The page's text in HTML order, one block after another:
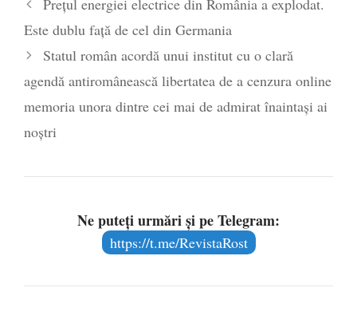
Este dublu față de cel din Germania
Statul român acordă unui institut cu o clară
agendă antiromânească libertatea de a cenzura online
memoria unora dintre cei mai de admirat înaintași ai
noștri
Ne puteți urmări și pe Telegram:
https://t.me/RevistaRost